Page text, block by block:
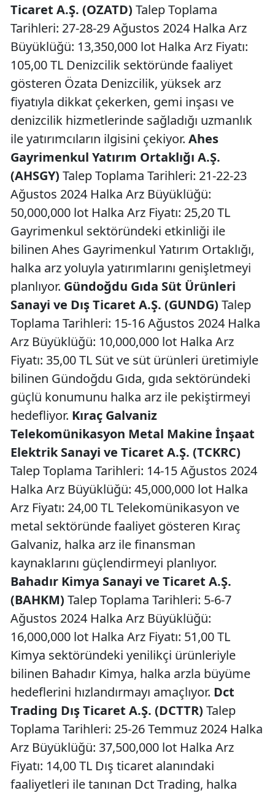
Ticaret A.Ş. (OZATD) Talep Toplama
Tarihleri: 27-28-29 Ağustos 2024 Halka Arz
Büyüklüğü: 13,350,000 lot Halka Arz Fiyatı:
105,00 TL Denizcilik sektöründe faaliyet
gösteren Özata Denizcilik, yüksek arz
fiyatıyla dikkat çekerken, gemi inşası ve
denizcilik hizmetlerinde sağladığı uzmanlık
ile yatırımcıların ilgisini çekiyor. Ahes
Gayrimenkul Yatırım Ortaklığı A.Ş.
(AHSGY) Talep Toplama Tarihleri: 21-22-23
Ağustos 2024 Halka Arz Büyüklüğü:
50,000,000 lot Halka Arz Fiyatı: 25,20 TL
Gayrimenkul sektöründeki etkinliği ile
bilinen Ahes Gayrimenkul Yatırım Ortaklığı,
halka arz yoluyla yatırımlarını genişletmeyi
planlıyor. Gündoğdu Gıda Süt Ürünleri
Sanayi ve Dış Ticaret A.Ş. (GUNDG) Talep
Toplama Tarihleri: 15-16 Ağustos 2024 Halka
Arz Büyüklüğü: 10,000,000 lot Halka Arz
Fiyatı: 35,00 TL Süt ve süt ürünleri üretimiyle
bilinen Gündoğdu Gıda, gıda sektöründeki
güçlü konumunu halka arz ile pekiştirmeyi
hedefliyor. Kıraç Galvaniz
Telekomünikasyon Metal Makine İnşaat
Elektrik Sanayi ve Ticaret A.Ş. (TCKRC)
Talep Toplama Tarihleri: 14-15 Ağustos 2024
Halka Arz Büyüklüğü: 45,000,000 lot Halka
Arz Fiyatı: 24,00 TL Telekomünikasyon ve
metal sektöründe faaliyet gösteren Kıraç
Galvaniz, halka arz ile finansman
kaynaklarını güçlendirmeyi planlıyor.
Bahadır Kimya Sanayi ve Ticaret A.Ş.
(BAHKM) Talep Toplama Tarihleri: 5-6-7
Ağustos 2024 Halka Arz Büyüklüğü:
16,000,000 lot Halka Arz Fiyatı: 51,00 TL
Kimya sektöründeki yenilikçi ürünleriyle
bilinen Bahadır Kimya, halka arzla büyüme
hedeflerini hızlandırmayı amaçlıyor. Dct
Trading Dış Ticaret A.Ş. (DCTTR) Talep
Toplama Tarihleri: 25-26 Temmuz 2024 Halka
Arz Büyüklüğü: 37,500,000 lot Halka Arz
Fiyatı: 14,00 TL Dış ticaret alanındaki
faaliyetleri ile tanınan Dct Trading, halka